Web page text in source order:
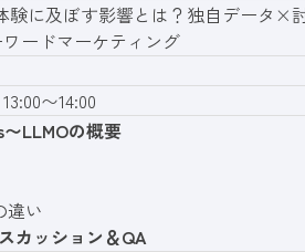
験に及ぼす影響とは？独自データ×
ードマーケティング
〜14:00
LLMOの概要
違い
カッション＆QA